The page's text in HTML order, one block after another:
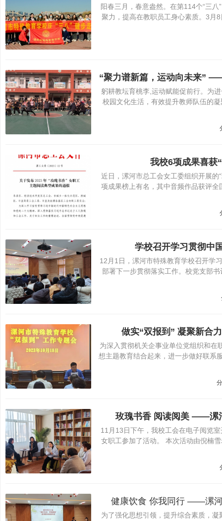
学
校
阳春三月，春意盎然。在第114个“三
聚力，提高在教职员工身心素质。3月
“聚力谱新篇，运动向未来”
躬耕教坛育桃李,运动赋能促前行。为
校园文化生活，有效提升教师队伍的
我校6项成果喜获
近日，漯河市总工会女工委组织开展
项成果榜上有名，其中音频作品获评
学校召开学习贯彻中
12月1日，漯河市特殊教育学校召开学
部署下一步贯彻落实工作。校党支部
做实“双报到” 凝聚新合
为深入贯彻机关企事业单位党组织和在
想主题教育结合起来，进一步做好联系
玫瑰书香 阅读阅美 ——漯
11月13日下午，我校工会在电子阅览
女职工参加了活动。 本次活动由倪楠
健康饮食 你我同行 ——漯河
为了强化思想引领，提升综合素质，